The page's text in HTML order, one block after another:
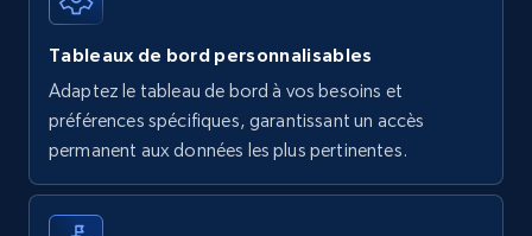
Tableaux de bord personnalisables
Adaptez le tableau de bord à vos besoins et
préférences spécifiques, garantissant un accès
permanent aux données les plus pertinentes.